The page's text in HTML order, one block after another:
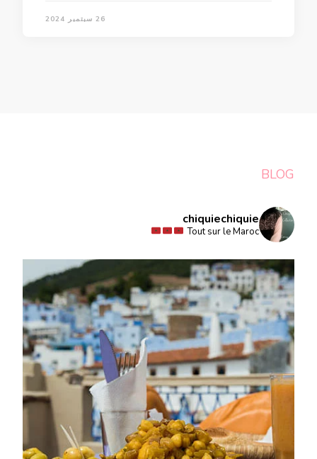
26 سبتمبر 2024
BLOG
chiquiechiquie
Tout sur le Maroc